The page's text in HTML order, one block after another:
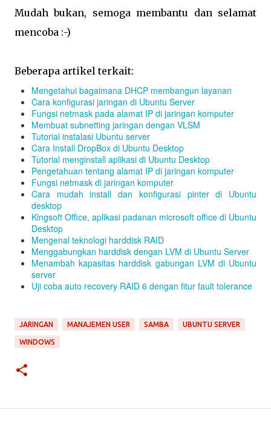
Mudah bukan, semoga membantu dan selamat
mencoba :-)
Beberapa artikel terkait:
Mengetahui bagaimana DHCP membangun layanan
Cara konfigurasi jaringan di Ubuntu Server
Fungsi netmask pada alamat IP di jaringan komputer
Membuat subnetting jaringan dengan VLSM
Tutorial instalasi Ubuntu server
Cara Install DropBox di Ubuntu Desktop
Tutorial menginstall aplikasi di Ubuntu Desktop
Pengetahuan tentang alamat IP di jaringan komputer
Fungsi netmask di jaringan komputer
Cara mudah install dan konfigurasi pinter di Ubuntu
desktop
Kingsoft Office, aplikasi padanan microsoft office di Ubuntu
Desktop
Mengenal teknologi harddisk RAID
Menggabungkan harddisk dengan LVM di Ubuntu Server
Menambah kapasitas harddisk gabungan LVM di Ubuntu
server
Uji coba auto recovery RAID 6 dengan fitur fault tolerance
JARINGAN MANAJEMEN USER SAMBA UBUNTU SERVER
WINDOWS